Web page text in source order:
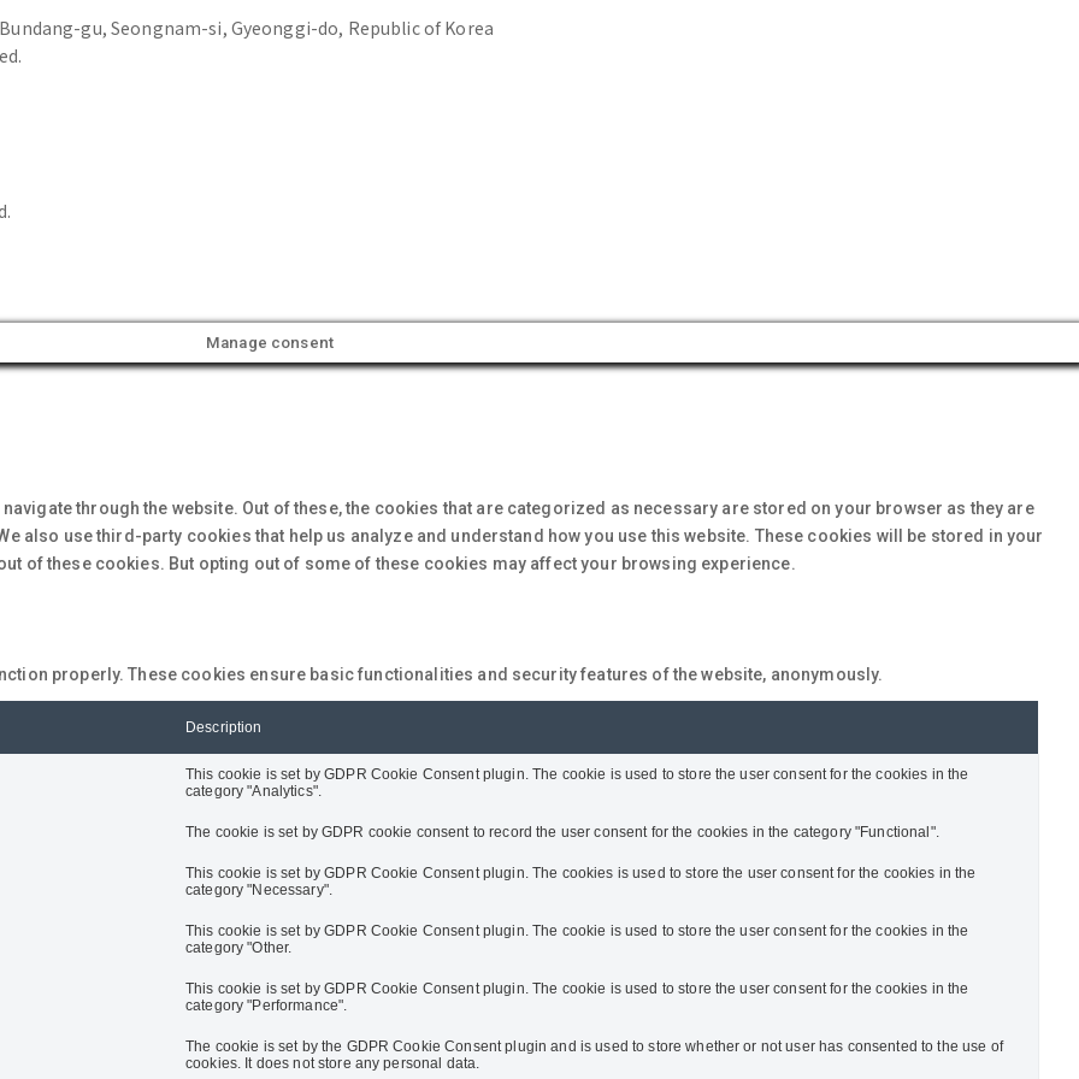
gu, Seongnam-si, Gyeonggi-do, Republic of Korea
Manage consent
through the website. Out of these, the cookies that are categorized as necessary are stored on your browser as they are
also use third-party cookies that help us analyze and understand how you use this website. These cookies will be stored in your
of these cookies. But opting out of some of these cookies may affect your browsing experience.
properly. These cookies ensure basic functionalities and security features of the website, anonymously.
Description
This cookie is set by GDPR Cookie Consent plugin. The cookie is used to store the user consent for the cookies in the
category "Analytics".
The cookie is set by GDPR cookie consent to record the user consent for the cookies in the category "Functional".
This cookie is set by GDPR Cookie Consent plugin. The cookies is used to store the user consent for the cookies in the
category "Necessary".
This cookie is set by GDPR Cookie Consent plugin. The cookie is used to store the user consent for the cookies in the
category "Other.
This cookie is set by GDPR Cookie Consent plugin. The cookie is used to store the user consent for the cookies in the
category "Performance".
The cookie is set by the GDPR Cookie Consent plugin and is used to store whether or not user has consented to the use of
cookies. It does not store any personal data.